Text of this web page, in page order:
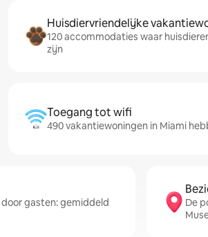
Huisdiervriendelijke
120 accommodaties waar
zijn
Toegang tot wifi
490 vakantiewoningen in Miami
gasten: gemiddeld
De